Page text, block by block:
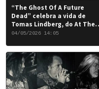
“The Ghost Of A Future
Dead” celebra a vida de
Tomas Lindberg, do At The
Gates
04/05/2026 14:05